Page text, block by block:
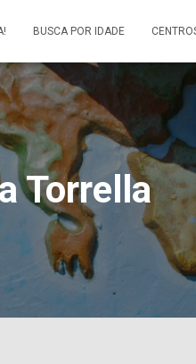
BUSCA POR IDADE
Torrella